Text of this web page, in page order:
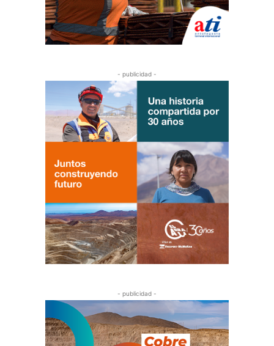
- publicidad -
- publicidad -